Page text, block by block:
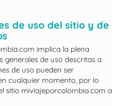
de uso del sitio y de
implica la plena
generales de uso descritas a
de uso pueden ser
cualquier momento, por lo
sitio miviajeporcolombia.com a